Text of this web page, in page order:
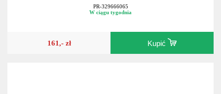
PR-329666065
W ciągu tygodnia
161,- zł Kupić